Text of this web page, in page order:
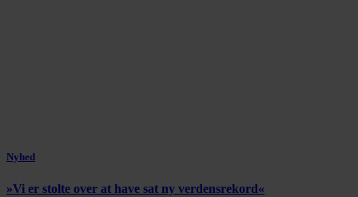
Nyhed
»Vi er stolte over at have sat ny verdensrekord«